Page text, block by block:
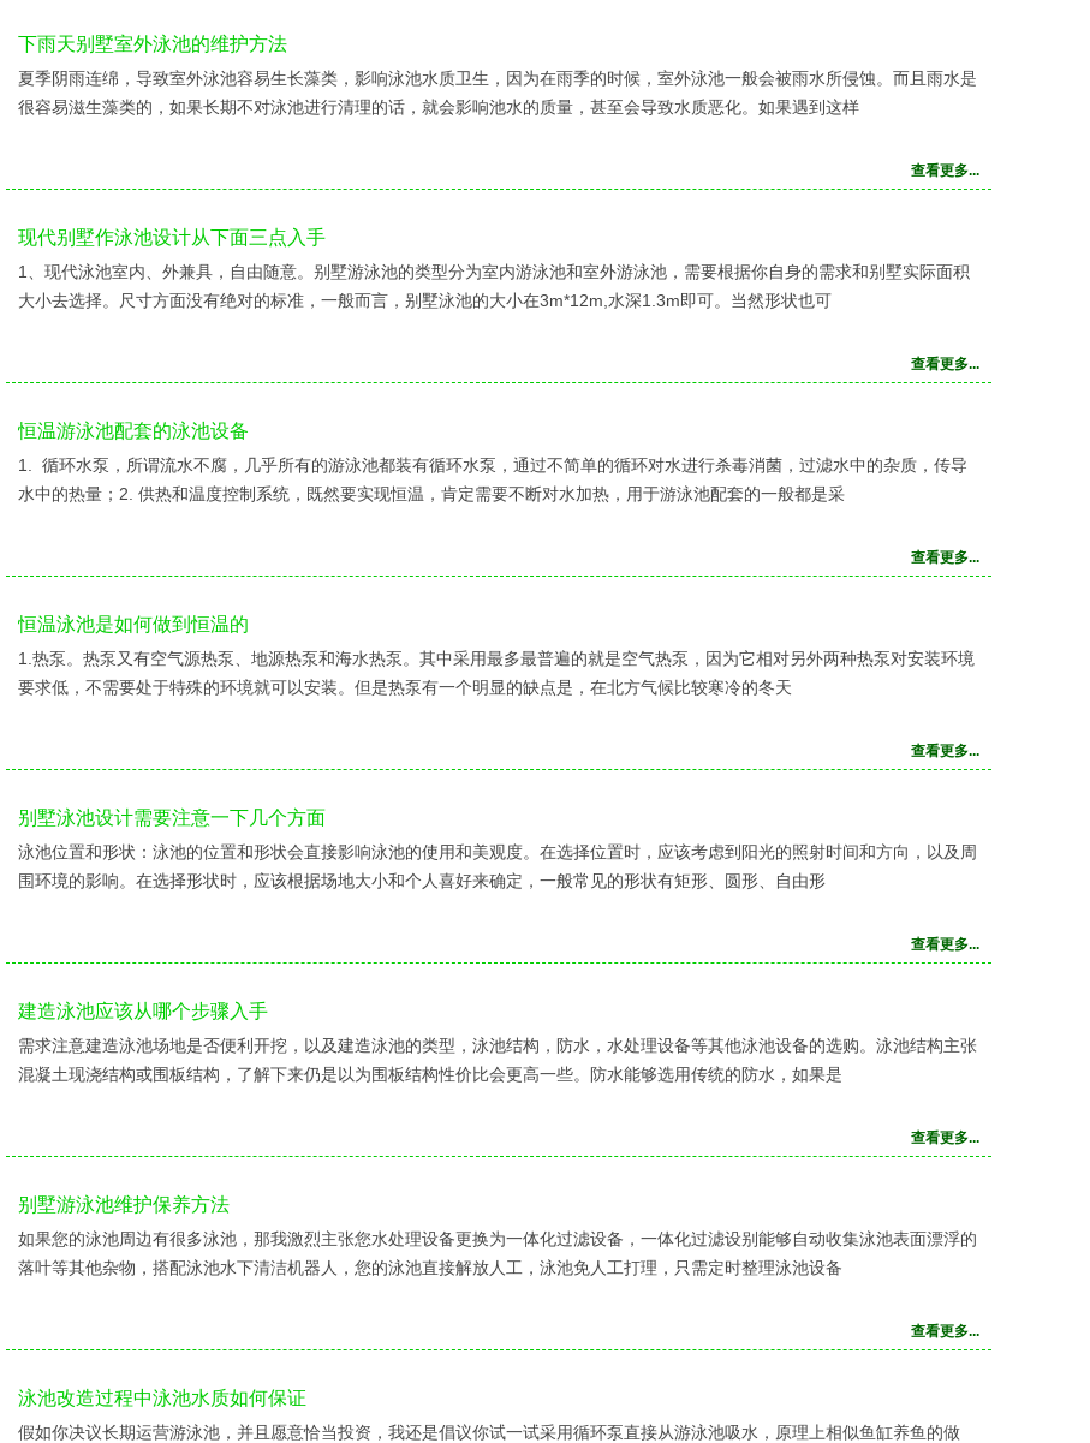
下雨天别墅室外泳池的维护方法
夏季阴雨连绵，导致室外泳池容易生长藻类，影响泳池水质卫生，因为在雨季的时候，室外泳池一般会被雨水所侵蚀。而且雨水是
很容易滋生藻类的，如果长期不对泳池进行清理的话，就会影响池水的质量，甚至会导致水质恶化。如果遇到这样
查看更多...
现代别墅作泳池设计从下面三点入手
1、现代泳池室内、外兼具，自由随意。别墅游泳池的类型分为室内游泳池和室外游泳池，需要根据你自身的需求和别墅实际面积
大小去选择。尺寸方面没有绝对的标准，一般而言，别墅泳池的大小在3m*12m,水深1.3m即可。当然形状也可
查看更多...
恒温游泳池配套的泳池设备
1. 循环水泵，所谓流水不腐，几乎所有的游泳池都装有循环水泵，通过不简单的循环对水进行杀毒消菌，过滤水中的杂质，传导
水中的热量；2. 供热和温度控制系统，既然要实现恒温，肯定需要不断对水加热，用于游泳池配套的一般都是采
查看更多...
恒温泳池是如何做到恒温的
1.热泵。热泵又有空气源热泵、地源热泵和海水热泵。其中采用最多最普遍的就是空气热泵，因为它相对另外两种热泵对安装环境
要求低，不需要处于特殊的环境就可以安装。但是热泵有一个明显的缺点是，在北方气候比较寒冷的冬天
查看更多...
别墅泳池设计需要注意一下几个方面
泳池位置和形状：泳池的位置和形状会直接影响泳池的使用和美观度。在选择位置时，应该考虑到阳光的照射时间和方向，以及周
围环境的影响。在选择形状时，应该根据场地大小和个人喜好来确定，一般常见的形状有矩形、圆形、自由形
查看更多...
建造泳池应该从哪个步骤入手
需求注意建造泳池场地是否便利开挖，以及建造泳池的类型，泳池结构，防水，水处理设备等其他泳池设备的选购。泳池结构主张
混凝土现浇结构或围板结构，了解下来仍是以为围板结构性价比会更高一些。防水能够选用传统的防水，如果是
查看更多...
别墅游泳池维护保养方法
如果您的泳池周边有很多泳池，那我激烈主张您水处理设备更换为一体化过滤设备，一体化过滤设别能够自动收集泳池表面漂浮的
落叶等其他杂物，搭配泳池水下清洁机器人，您的泳池直接解放人工，泳池免人工打理，只需定时整理泳池设备
查看更多...
泳池改造过程中泳池水质如何保证
假如你决议长期运营游泳池，并且愿意恰当投资，我还是倡议你试一试采用循环泵直接从游泳池吸水，原理上相似鱼缸养鱼的做